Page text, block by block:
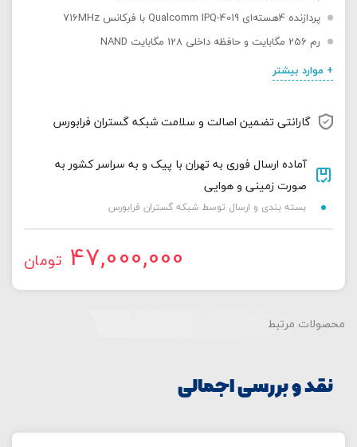
پردازنده 4هسته‌ای Qualcomm IPQ-4019 با فرکانس 716MHz
رم 256 مگابایت و حافظه داخلی 128 مگابایت NAND
+ موارد بیشتر
گارانتی تضمین اصالت و سلامت شبکه گستران فرابورس
آماده ارسال فوری به تهران با پیک و به سراسر کشور به
صورت زمینی و هوایی
بسته بندی و ارسال توسط شبکه گستران فرابورس
47,000,000 تومان
محصولات مرتبط
نقد و بررسی اجمالی